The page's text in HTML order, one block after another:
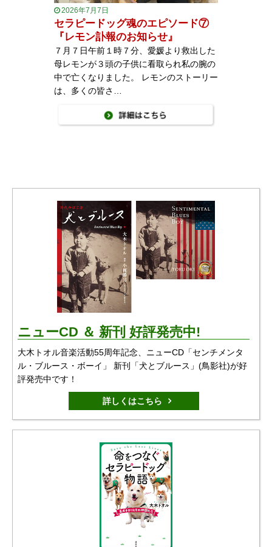
2026年7月7日
セラピードッグ魂のエピソード⑦
『レモン訃報のお知らせ』
７月７日午前１時７分、愛媛より救出した
母レモンが３頭の子供に看取られ私の腕の
中で亡くなりました。 レモンのストーリー
は、多くの皆さ…
ニューCD ＆ 新刊 好評発売中!
大木トオル音楽活動55周年記念、ニューCD「センチメンタ
ル・ブルース・ボーイ」 新刊「犬とブルース」(鳥影社)が好
評発売中です！
詳しくはこちら